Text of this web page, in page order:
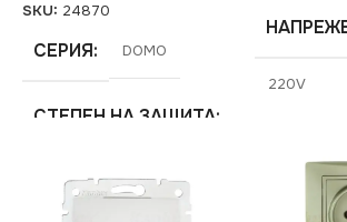
SKU: 24870
СЕРИЯ DOMO
СТЕПЕН НА ЗАЩИТА
220V